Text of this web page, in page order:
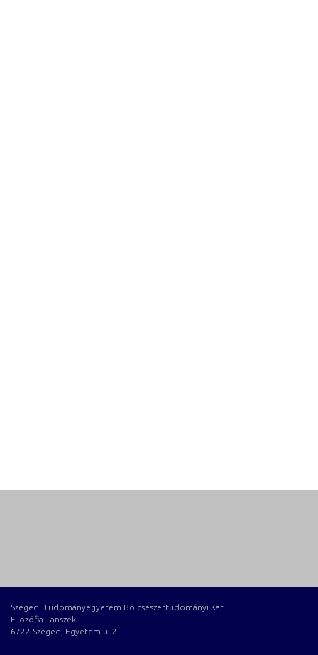
Szegedi Tudományegyetem Bölcsészettudományi Kar
Filozófia Tanszék
6722 Szeged, Egyetem u. 2.